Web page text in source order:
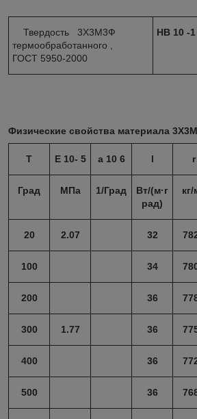
Твердость 3Х3М3Ф
термообработанного ,
ГОСТ 5950-2000
HB 10 -
Физические свойства материала
T E 10- 5 a10 6 l r
Град МПа 1/Град
Вт/(м·г
рад)
кг/
20 2.07 32
100 34
200 36
300 1.77 36
400 36
500 36